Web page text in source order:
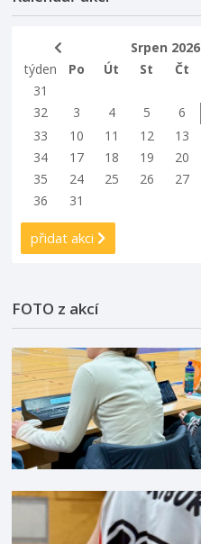
Srpen 2026
týden
Po Út St Čt
31
32
3 4 5 6
33
10 11 12 13
34
17 18 19 20
35
24 25 26 27
36
31
přidat akci
FOTO z akcí